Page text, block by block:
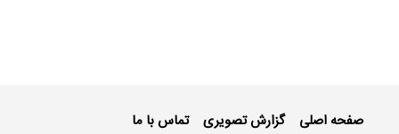
صفحه اصلی
گزارش تصویری
تماس با ما